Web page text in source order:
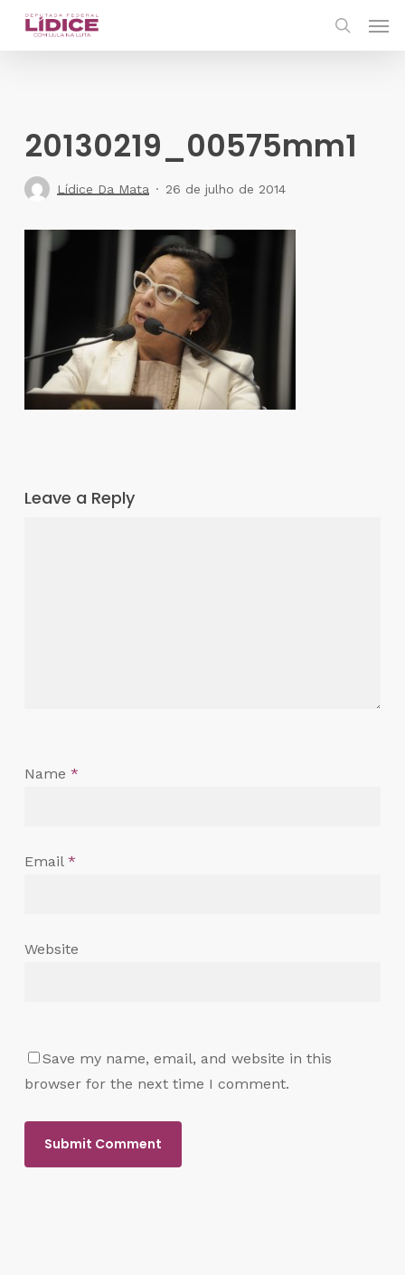
Skip
20130219_00575mm1
Lídice Da Mata 26 de julho de 2014
Leave a Reply
Name *
Email *
Website
Save my name, email, and website in this
browser for the next time I comment.